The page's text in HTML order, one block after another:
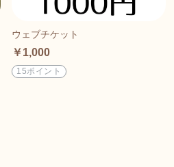
ウェブチケット
￥1,000
15ポイント